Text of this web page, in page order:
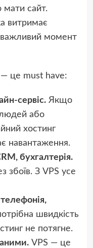
мати сайт.
витримає
важливий момент
— це must have:
сервіс.Якщо
людей або
хостинг
навантаження.
бухгалтерія.
збоїв. З VPS усе
швидкість
не потягне.
VPS — це